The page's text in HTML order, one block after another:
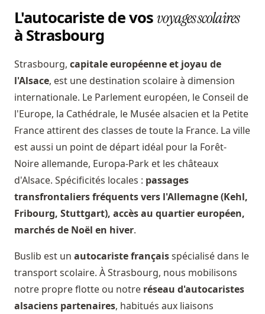
L'autocariste de vosvoyages scolaires
à Strasbourg
Strasbourg, capitale européenne et joyau de
l'Alsace, est une destination scolaire à dimension
internationale. Le Parlement européen, le Conseil de
l'Europe, la Cathédrale, le Musée alsacien et la Petite
France attirent des classes de toute la France. La ville
est aussi un point de départ idéal pour la Forêt-
Noire allemande, Europa-Park et les châteaux
d'Alsace. Spécificités locales : passages
transfrontaliers fréquents vers l'Allemagne (Kehl,
Fribourg, Stuttgart), accès au quartier européen,
marchés de Noël en hiver.
Buslib est un autocariste françaisspécialisé dans le
transport scolaire. À Strasbourg, nous mobilisons
notre propre flotte ou notre réseau d'autocaristes
alsaciens partenaires, habitués aux liaisons